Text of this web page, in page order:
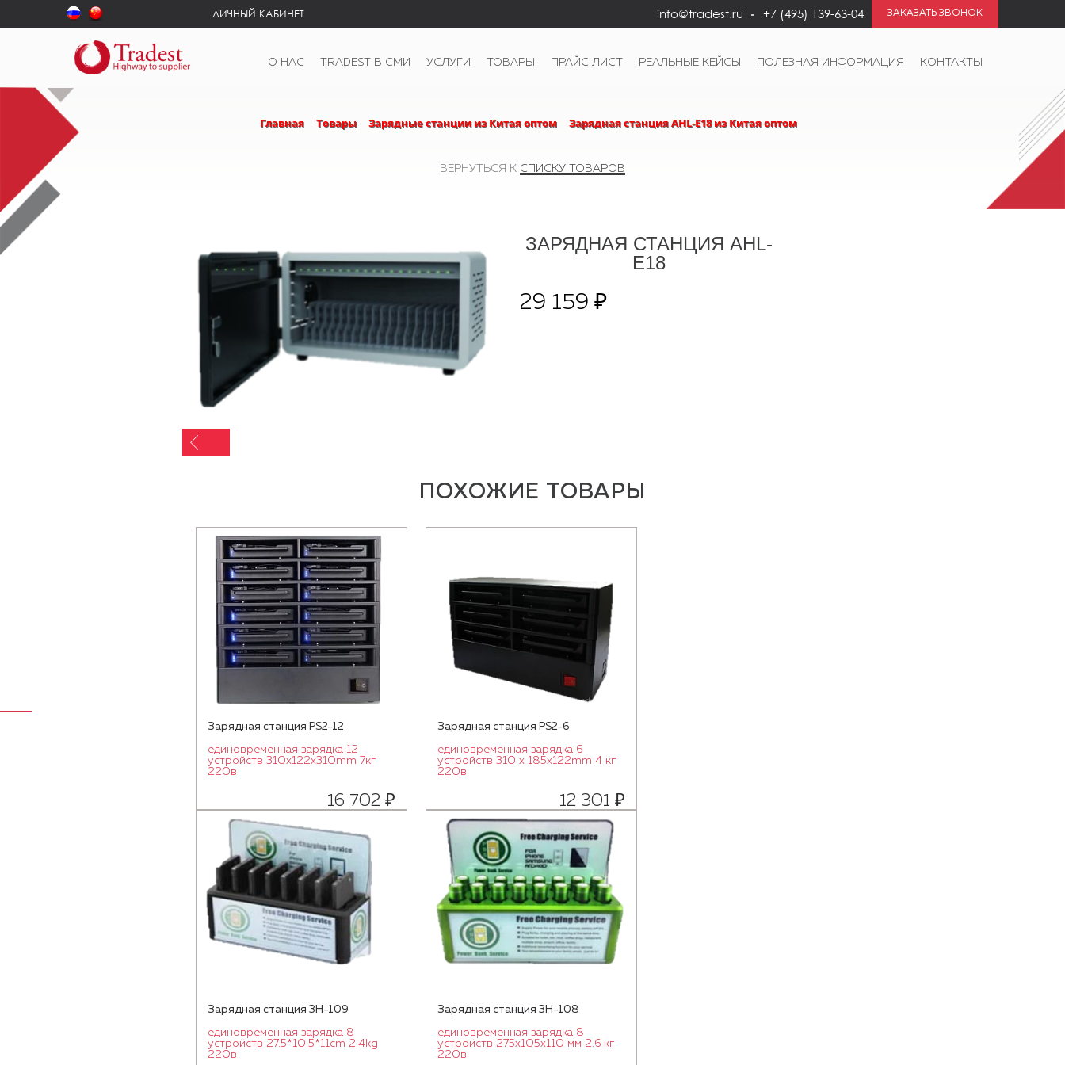
ЛИЧНЫЙ КАБИНЕТ ЗАКАЗАТЬ ЗВОНОК
+7 (495) 139-63-04
info@tradest.ru
О НАС TRADEST В СМИ УСЛУГИ ТОВАРЫ ПРАЙС ЛИСТ РЕАЛЬНЫЕ КЕЙСЫ ПОЛЕЗНАЯ ИНФОРМАЦИЯ КОНТАКТЫ
Главная Товары Зарядные станции из Китая оптом Зарядная станция AHL-E18 из Китая оптом
ВЕРНУТЬСЯ К СПИСКУ ТОВАРОВ
ЗАРЯДНАЯ СТАНЦИЯ AHL-
E18
29 159 ₽
ПОХОЖИЕ ТОВАРЫ
Зарядная станция PS2-12
единовременная зарядка 12
устройств 310x122x310mm 7кг
220в
16 702 ₽
Зарядная станция PS2-6
единовременная зарядка 6
устройств 310 x 185x122mm 4 кг
220в
12 301 ₽
Зарядная станция 3H-109
единовременная зарядка 8
устройств 27.5*10.5*11cm 2.4kg
220в
Зарядная станция 3H-108
единовременная зарядка 8
устройств 275х105х110 мм 2.6 кг
220в